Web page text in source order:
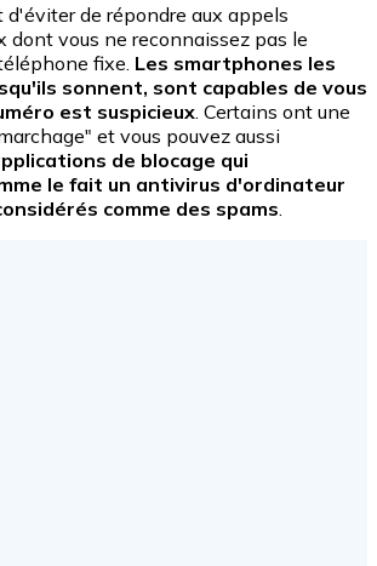
d'éviter de répondre aux appels
dont vous ne reconnaissez pas le
fixe. Les smartphones les
sonnent, sont capables de vous
est suspicieux . Certains ont une
et vous pouvez aussi
de blocage qui
le fait un antivirus d'ordinateur
comme des spams